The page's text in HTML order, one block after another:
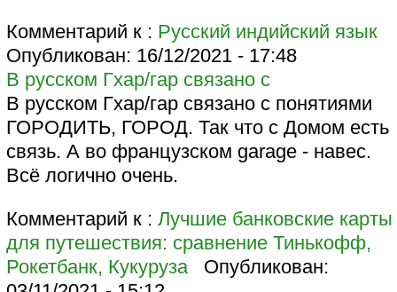
Комментарий к : Русский индийский язык
Опубликован: 16/12/2021 - 17:48
В русском Гхар/гар связано с
В русском Гхар/гар связано с понятиями
ГОРОДИТЬ, ГОРОД. Так что с Домом есть
связь. А во французском garage - навес.
Всё логично очень.
Комментарий к : Лучшие банковские карты
для путешествия: сравнение Тинькофф,
Рокетбанк, Кукуруза
Опубликован: